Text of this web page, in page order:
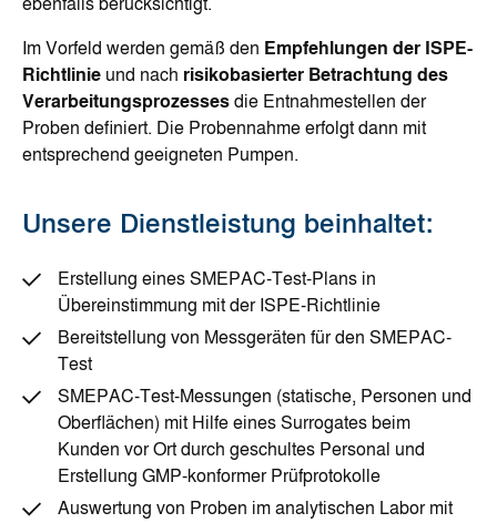
ebenfalls berücksichtigt.
Im Vorfeld werden gemäß den Empfehlungen der ISPE-
Richtlinie und nach risikobasierter Betrachtung des
Verarbeitungsprozesses die Entnahmestellen der
Proben definiert. Die Probennahme erfolgt dann mit
entsprechend geeigneten Pumpen.
Unsere Dienstleistung beinhaltet:
Erstellung eines SMEPAC-Test-Plans in
Übereinstimmung mit der ISPE-Richtlinie
Bereitstellung von Messgeräten für den SMEPAC-
Test
SMEPAC-Test-Messungen (statische, Personen und
Oberflächen) mit Hilfe eines Surrogates beim
Kunden vor Ort durch geschultes Personal und
Erstellung GMP-konformer Prüfprotokolle
Auswertung von Proben im analytischen Labor mit